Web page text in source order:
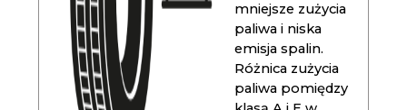
mniejsze zużycia
paliwa i niska
emisja spalin.
Różnica zużycia
paliwa pomiędzy